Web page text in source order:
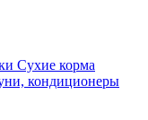
Сухие корма
кондиционеры